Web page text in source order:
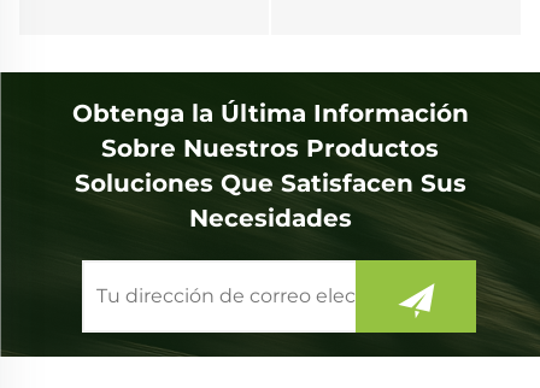
Obtenga la Última Información
Sobre Nuestros Productos
Soluciones Que Satisfacen Sus
Necesidades